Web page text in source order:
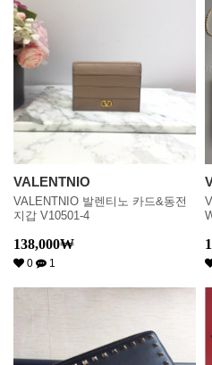
VALENTNIO
VALENTNIO 발렌티노 카드&동전
지갑 V10501-4
138,000₩
0 1